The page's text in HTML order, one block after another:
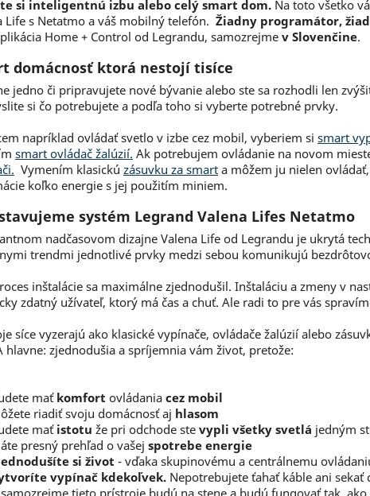
si inteligentnú izbu alebo celý smart dom. Na toto všetko
Life s Netatmo a váš mobilný telefón. Žiadny programátor,
Home + Control od Legrandu, samozrejme v Slovenčine.
domácnosť ktorá nestojí tisíce
jedno či pripravujete nové bývanie alebo ste sa rozhodli len
si čo potrebujete a podľa toho si vyberte potrebné prvky.
napríklad ovládať svetlo v izbe cez mobil, vyberiem si smart
smart ovládač žalúzií. Ak potrebujem ovládanie na novom
Vymením klasickú zásuvku za smart a môžem ju nielen
koľko energie s jej použitím miniem.
systém Legrand Valena Lifes Netatmo
nadčasovom dizajne Valena Life od Legrandu je ukrytá
trendmi jednotlivé prvky medzi sebou komunikujú
inštalácie sa maximálne zjednodušil. Inštaláciu a zmeny v
zdatný užívateľ, ktorý má čas a chuť. Ale radi to pre vás
síce vyzerajú ako klasické vypínače, ovládače žalúzií alebo
hlavne: zjednodušia a spríjemnia vám život, pretože:
maťkomfort ovládania cez mobil
riadiť svoju domácnosť aj hlasom
maťistotu že pri odchode ste vypli všetky svetlá jedným
presný prehľad o vašej spotrebe energie
si život - vďaka skupinovému a centrálnemu
vypínač kdekoľvek. Nepotrebujete ťahať káble ani sekať
tieto prístroje budú na stene a budú fungovať tak, ako